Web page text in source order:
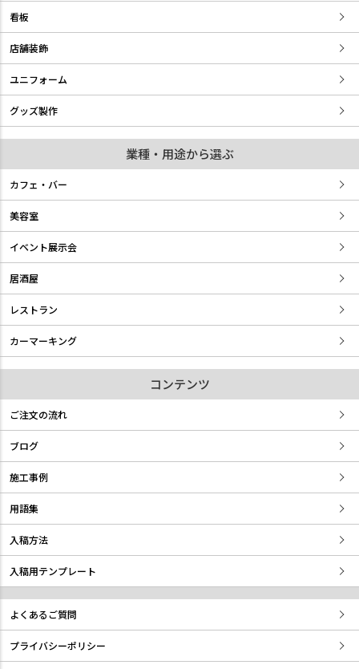
看板
店舗装飾
ユニフォーム
グッズ製作
業種・用途から選ぶ
カフェ・バー
美容室
イベント展示会
居酒屋
レストラン
カーマーキング
コンテンツ
ご注文の流れ
ブログ
施工事例
用語集
入稿方法
入稿用テンプレート
よくあるご質問
プライバシーポリシー